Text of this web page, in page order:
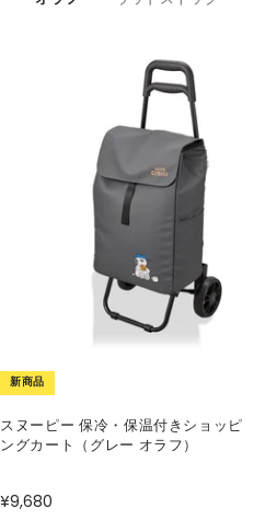
新商品
スヌーピー 保冷・保温付きショッピ
ングカート（グレー オラフ）
¥9,680